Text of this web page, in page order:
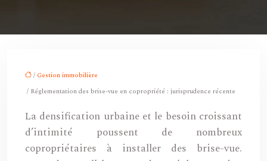
/ Gestion immobilière
/ Réglementation des brise-vue en copropriété : jurisprudence récente
La densification urbaine et le besoin croissant
d’intimité poussent de nombreux
copropriétaires à installer des brise-vue.